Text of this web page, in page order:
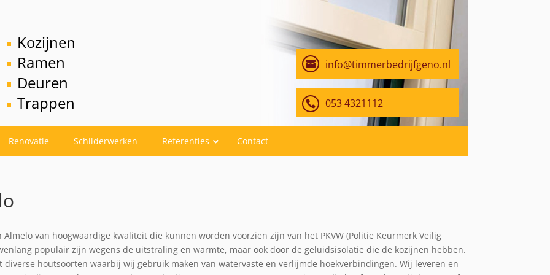
Kozijnen
Ramen
Deuren
Trappen
info@timmerbedrijfgeno.nl
053 4321112
Renovatie Schilderwerken Referenties Contact
van hoogwaardige kwaliteit die kunnen worden voorzien zijn van het PKVW (Politie Keurmerk Veilig
populair zijn wegens de uitstraling en warmte, maar ook door de geluidsisolatie die de kozijnen hebben.
houtsoorten waarbij wij gebruik maken van watervaste en verlijmde hoekverbindingen. Wij leveren en